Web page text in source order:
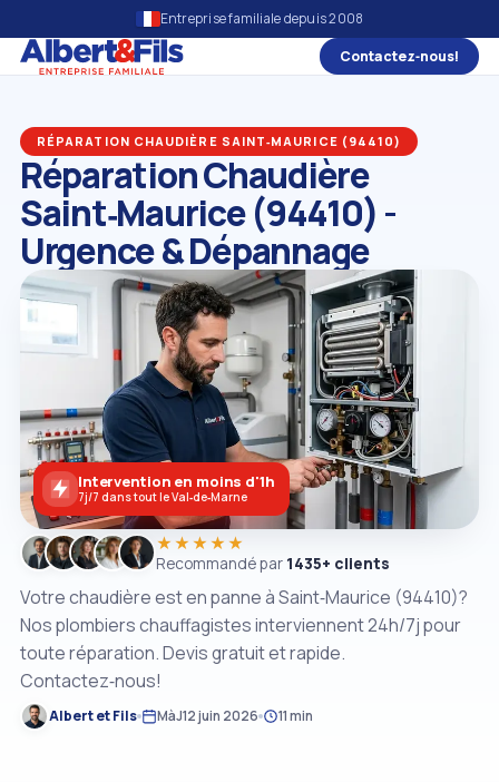
Entreprise familiale depuis 2008
Contactez‑nous!
RÉPARATION CHAUDIÈRE SAINT‑MAURICE (94410)
Réparation Chaudière
Saint‑Maurice (94410) -
Urgence & Dépannage
Votre chaudière est en panne à Saint‑Maurice (94410)?
Nos plombiers chauffagistes interviennent 24h/7j pour
toute réparation. Devis gratuit et rapide.
Contactez‑nous!
Albert et Fils MàJ12 juin 2026 11 min
★★★★★
Recommandé par 1435+ clients
Intervention en moins d'1h
7j/7 dans tout le Val‑de‑Marne